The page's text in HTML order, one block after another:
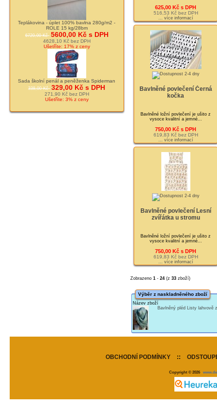
Teplákovina - úplet 100% bavlna 280g/m2 -
ROLE 15 kg/28bm
6720,00 Kč 5600,00 Kč s DPH
4628,10 Kč bez DPH
Ušetříte: 17% z ceny
Sada školní penál a peněženka Spiderman
338,00 Kč 329,00 Kč s DPH
271,90 Kč bez DPH
Ušetříte: 3% z ceny
625,00 Kč s DPH
516,53 Kč bez DPH
... více informací
Bavlněné povlečení Černá
kočka
Bavlněné ložní povlečení je ušito z
vysoce kvalitní a jemné...
750,00 Kč s DPH
619,83 Kč bez DPH
... více informací
Bavlněné povlečení Lesní
zvířátka u stromu
Bavlněné ložní povlečení je ušito z
vysoce kvalitní a jemné...
750,00 Kč s DPH
619,83 Kč bez DPH
... více informací
Zobrazeno 1 - 24(z 33zboží)
Výběr z naskladněného zboží
Název zboží
Bavlněný pléd Listy lahvově
OBCHODNÍ PODMÍNKY ::
Copyright © 2026